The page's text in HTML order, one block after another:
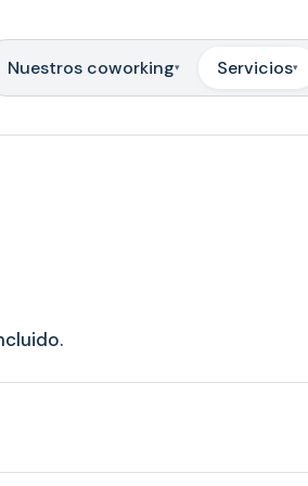
Nuestros coworking▾ Servicios▾